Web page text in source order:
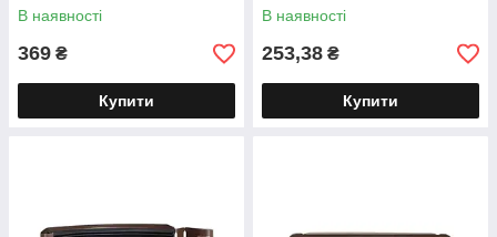
В наявності
369 ₴
Купити
В наявності
253,38 ₴
Купити